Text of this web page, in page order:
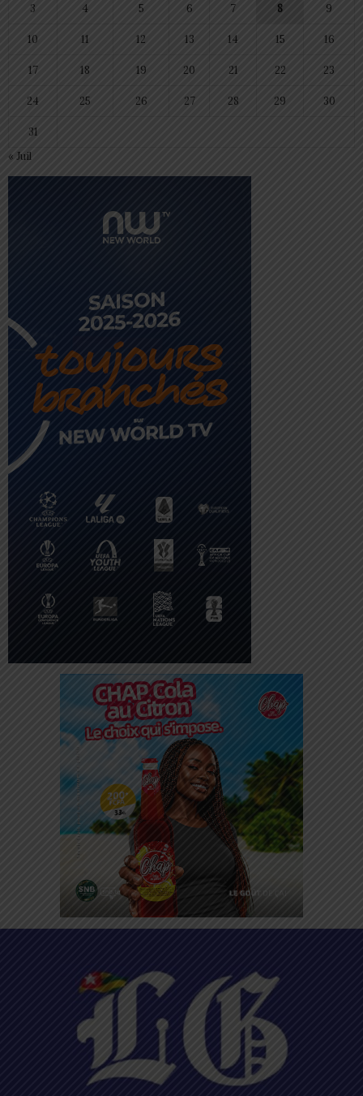
3 4 5 6 7 8 9
10 11 12 13 14 15 16
17 18 19 20 21 22 23
24 25 26 27 28 29 30
31
« Juil